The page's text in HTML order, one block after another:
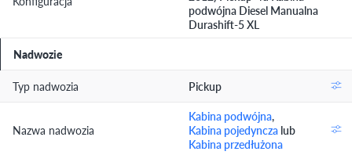
podwójna Diesel Manualna
Durashift-5 XL
Nadwozie
Typ nadwozia Pickup
Nazwa nadwozia
Kabina podwójna,
Kabina pojedyncza lub
Kabina przedłużona